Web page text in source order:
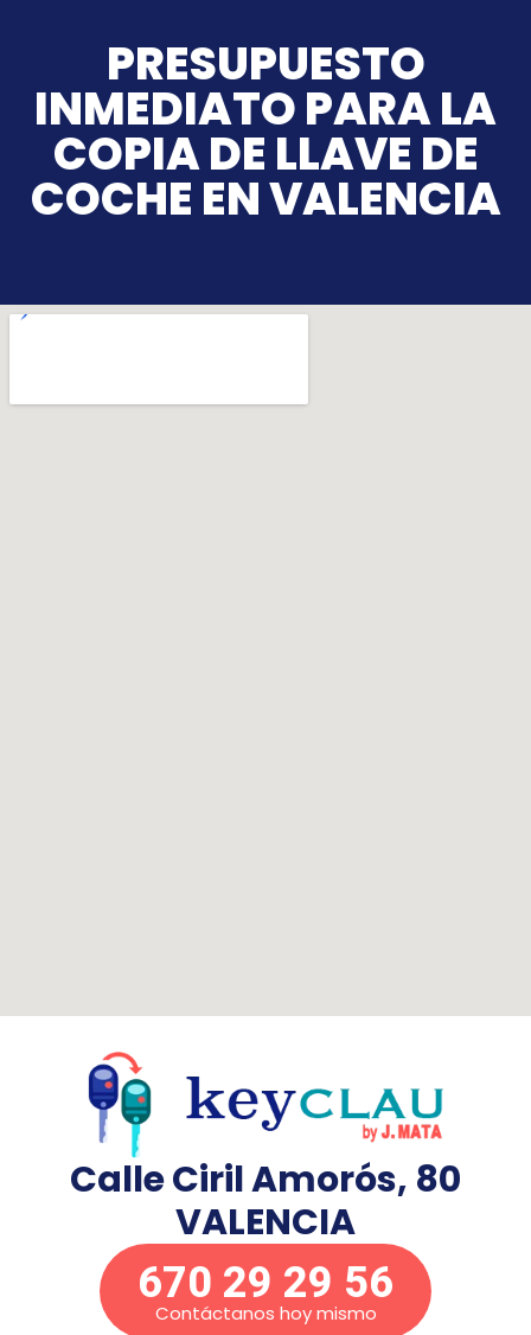
PRESUPUESTO
INMEDIATO PARA LA
COPIA DE LLAVE DE
COCHE EN VALENCIA
Calle Ciril Amorós, 80
VALENCIA
670 29 29 56
Contáctanos hoy mismo